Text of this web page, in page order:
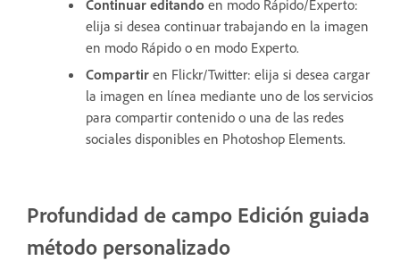
Continuar editando en modo Rápido/Experto:
elija si desea continuar trabajando en la imagen
en modo Rápido o en modo Experto.
Compartir en Flickr/Twitter: elija si desea cargar
la imagen en línea mediante uno de los servicios
para compartir contenido o una de las redes
sociales disponibles en Photoshop Elements.
Profundidad de campo Edición guiada
método personalizado